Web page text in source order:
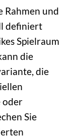
Rahmen und
definiert
Spielraum
die
die
oder
Sie